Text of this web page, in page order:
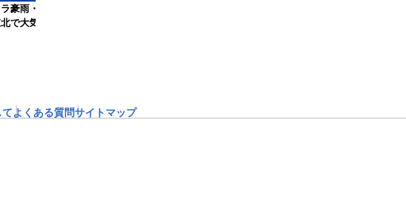
ラ豪雨・落雷警戒】午後は東日
で大気の状態が非常に不安定に
よくある質問サイトマップ